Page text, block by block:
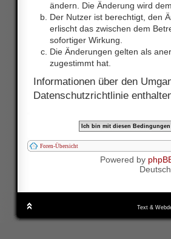
ändern. Die Änderung wird
Der Nutzer ist berechtigt, den
erlischt das zwischen dem
sofortiger Wirkung.
Die Änderungen gelten als
zugestimmt hat.
Informationen über den
Datenschutzrichtlinie
Foren-Übersicht
Powered by
Text &